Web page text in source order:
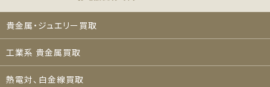
貴金属・ジュエリー買取
工業系 貴金属買取
熱電対、白金線買取